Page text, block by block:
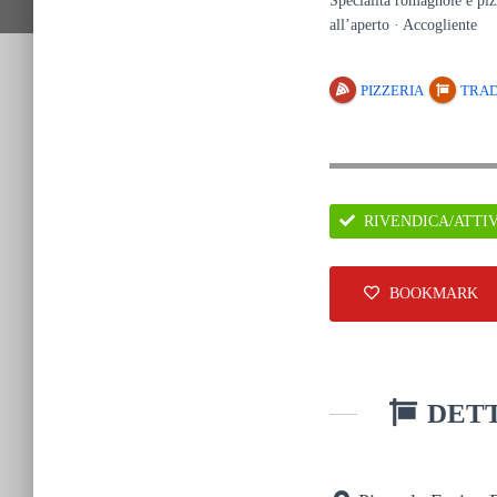
all’aperto · Accogliente
PIZZERIA
RIVENDICA/
BOOKMARK